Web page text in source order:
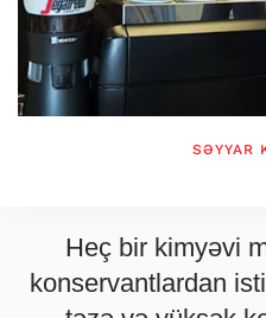
SƏYYAR
Heç bir kimyəvi
konservantlardan